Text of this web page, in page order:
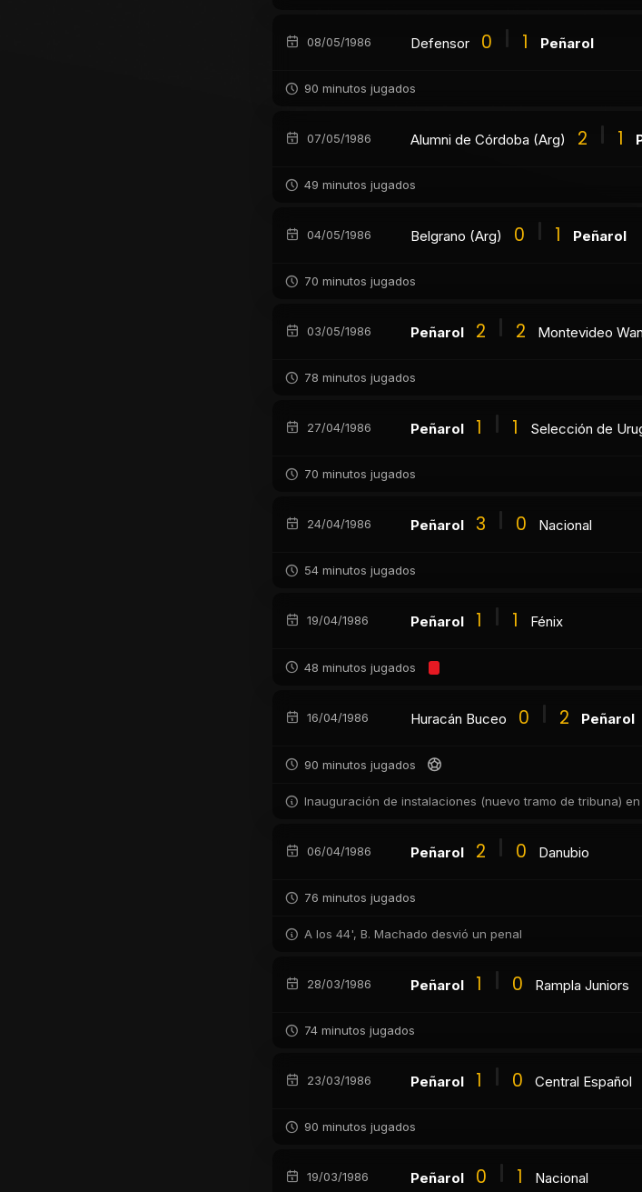
08/05/1986 Defensor 0 1 Peñarol
90 minutos jugados
07/05/1986 Alumni de Córdoba (Arg) 2 1
49 minutos jugados
04/05/1986 Belgrano (Arg) 0 1 Peñarol
70 minutos jugados
03/05/1986 Peñarol 2 2 Montevideo
78 minutos jugados
27/04/1986 Peñarol 1 1 Selección de
70 minutos jugados
24/04/1986 Peñarol 3 0 Nacional
54 minutos jugados
19/04/1986 Peñarol 1 1 Fénix
48 minutos jugados
16/04/1986 Huracán Buceo 0 2 Peñarol
90 minutos jugados
Inauguración de instalaciones (nuevo tramo de tribuna)
06/04/1986 Peñarol 2 0 Danubio
76 minutos jugados
A los 44', B. Machado desvió un penal
28/03/1986 Peñarol 1 0 Rampla Juniors
74 minutos jugados
23/03/1986 Peñarol 1 0 Central Español
90 minutos jugados
19/03/1986 Peñarol 0 1 Nacional